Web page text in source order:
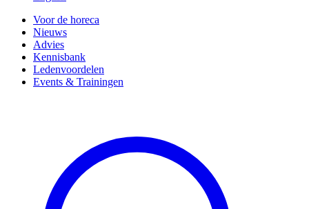
Voor de horeca
Nieuws
Advies
Kennisbank
Ledenvoordelen
Events & Trainingen